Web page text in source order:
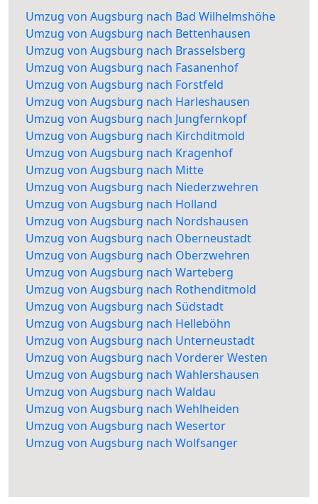
Umzug von Augsburg nach Bad Wilhelmshöhe
Umzug von Augsburg nach Bettenhausen
Umzug von Augsburg nach Brasselsberg
Umzug von Augsburg nach Fasanenhof
Umzug von Augsburg nach Forstfeld
Umzug von Augsburg nach Harleshausen
Umzug von Augsburg nach Jungfernkopf
Umzug von Augsburg nach Kirchditmold
Umzug von Augsburg nach Kragenhof
Umzug von Augsburg nach Mitte
Umzug von Augsburg nach Niederzwehren
Umzug von Augsburg nach Holland
Umzug von Augsburg nach Nordshausen
Umzug von Augsburg nach Oberneustadt
Umzug von Augsburg nach Oberzwehren
Umzug von Augsburg nach Warteberg
Umzug von Augsburg nach Rothenditmold
Umzug von Augsburg nach Südstadt
Umzug von Augsburg nach Helleböhn
Umzug von Augsburg nach Unterneustadt
Umzug von Augsburg nach Vorderer Westen
Umzug von Augsburg nach Wahlershausen
Umzug von Augsburg nach Waldau
Umzug von Augsburg nach Wehlheiden
Umzug von Augsburg nach Wesertor
Umzug von Augsburg nach Wolfsanger